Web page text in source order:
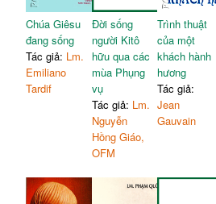
Chúa Giêsu
đang sống
Tác giả: Lm.
Emiliano
Tardif
Đời sống
người Kitô
hữu qua các
mùa Phụng
vụ
Tác giả: Lm.
Nguyễn
Hồng Giáo,
OFM
Trình thuật
của một
khách hành
hương
Tác giả:
Jean
Gauvain